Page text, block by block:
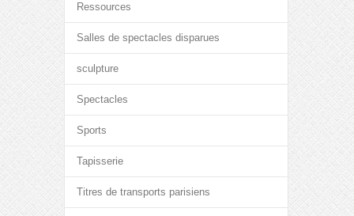
Ressources
Salles de spectacles disparues
sculpture
Spectacles
Sports
Tapisserie
Titres de transports parisiens